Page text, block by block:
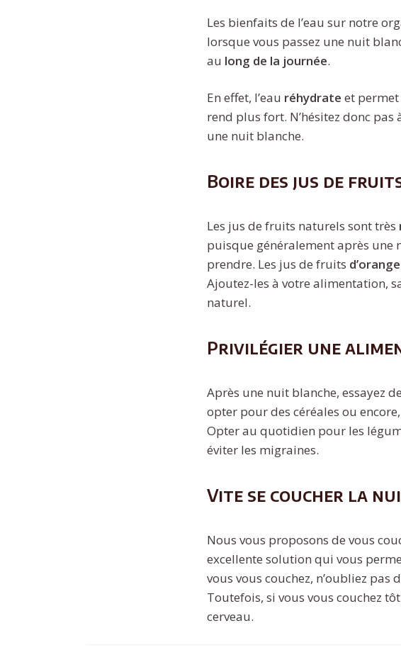
Les bienfaits de l’eau sur notre
lorsque vous passez une nuit
au long de la journée.
En effet, l’eau réhydrate et permet
rend plus fort. N’hésitez donc pas
une nuit blanche.
Boire des jus de
Les jus de fruits naturels sont très
puisque généralement après une
prendre. Les jus de fruits
Ajoutez-les à votre alimentation,
naturel.
Privilégier une
Après une nuit blanche, essayez
opter pour des céréales ou
Opter au quotidien pour les
éviter les migraines.
Vite se coucher la
Nous vous proposons de vous
excellente solution qui vous
vous vous couchez, n’oubliez
Toutefois, si vous vous couchez
cerveau.